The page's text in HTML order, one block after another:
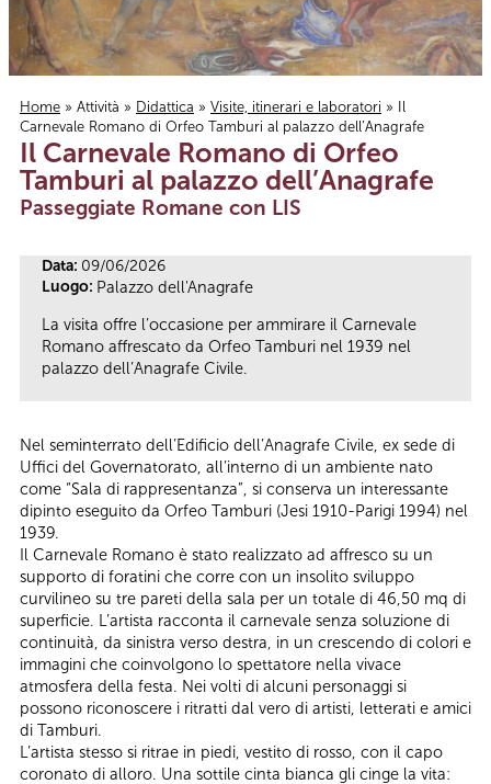
Tu sei qui
Home » Attività » Didattica » Visite, itinerari e laboratori » Il
Carnevale Romano di Orfeo Tamburi al palazzo dell’Anagrafe
Il Carnevale Romano di Orfeo
Tamburi al palazzo dell’Anagrafe
Passeggiate Romane con LIS
Data: 09/06/2026
Luogo: Palazzo dell'Anagrafe
La visita offre l’occasione per ammirare il Carnevale
Romano affrescato da Orfeo Tamburi nel 1939 nel
palazzo dell’Anagrafe Civile.
Nel seminterrato dell’Edificio dell’Anagrafe Civile, ex sede di
Uffici del Governatorato, all’interno di un ambiente nato
come “Sala di rappresentanza”, si conserva un interessante
dipinto eseguito da Orfeo Tamburi (Jesi 1910-Parigi 1994) nel
1939.
Il Carnevale Romano è stato realizzato ad affresco su un
supporto di foratini che corre con un insolito sviluppo
curvilineo su tre pareti della sala per un totale di 46,50 mq di
superficie. L’artista racconta il carnevale senza soluzione di
continuità, da sinistra verso destra, in un crescendo di colori e
immagini che coinvolgono lo spettatore nella vivace
atmosfera della festa. Nei volti di alcuni personaggi si
possono riconoscere i ritratti dal vero di artisti, letterati e amici
di Tamburi.
L’artista stesso si ritrae in piedi, vestito di rosso, con il capo
coronato di alloro. Una sottile cinta bianca gli cinge la vita: